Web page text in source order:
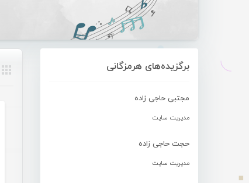
برگزیده‌های هرمزگانی
مجتبی حاجی زاده
مدیریت سایت
حجت حاجی زاده
مدیریت سایت